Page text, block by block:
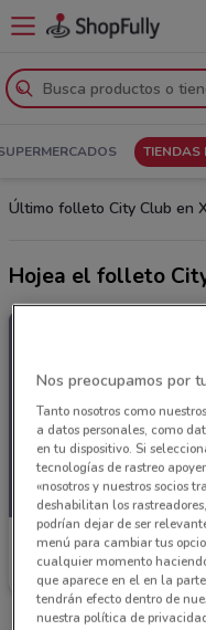
TIENDAS
Último folleto City Club en
Hojea el folleto
City Club
Caduca el 31/08
Nos preocupamos por
Tanto nosotros como nuestros
a datos personales, como
en tu dispositivo. Si
tecnologías de rastreo
«nosotros y nuestros socios
deshabilitan los
podrían dejar de ser
menú para cambiar tus
cualquier momento
que aparece en el en la
tendrán efecto dentro de
nuestra política de